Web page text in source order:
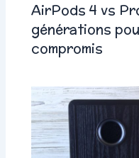
AirPods 4 vs
générations
compromis